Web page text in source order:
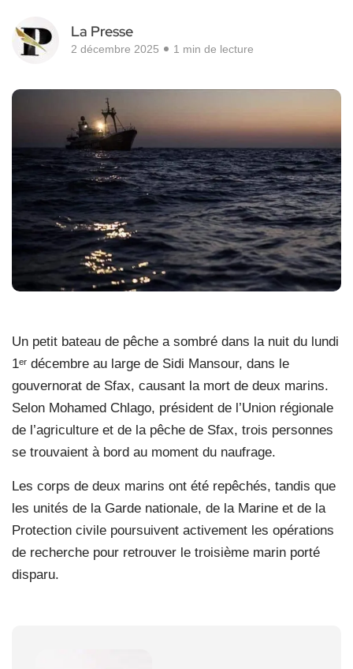
La Presse
2 décembre 2025 1 min de lecture
Un petit bateau de pêche a sombré dans la nuit du lundi
1ᵉʳ décembre au large de Sidi Mansour, dans le
gouvernorat de Sfax, causant la mort de deux marins.
Selon Mohamed Chlago, président de l’Union régionale
de l’agriculture et de la pêche de Sfax, trois personnes
se trouvaient à bord au moment du naufrage.
Les corps de deux marins ont été repêchés, tandis que
les unités de la Garde nationale, de la Marine et de la
Protection civile poursuivent activement les opérations
de recherche pour retrouver le troisième marin porté
disparu.